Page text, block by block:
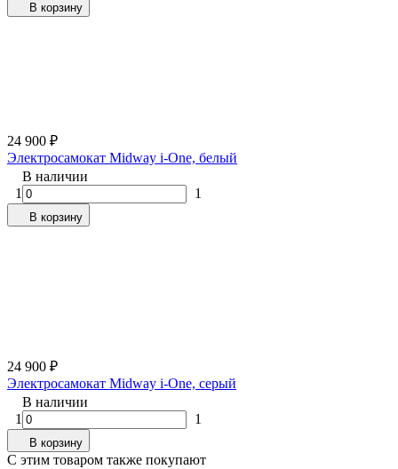
В корзину
24 900 ₽
Электросамокат Midway i-One, белый
В наличии
1
1
В корзину
24 900 ₽
Электросамокат Midway i-One, серый
В наличии
1
1
В корзину
C этим товаром также покупают